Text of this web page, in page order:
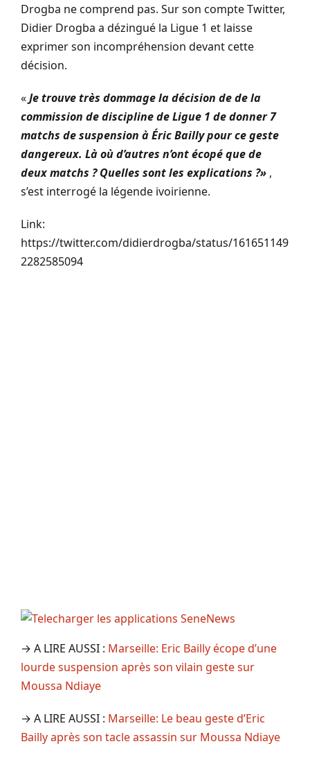
Drogba ne comprend pas. Sur son compte Twitter,
Didier Drogba a dézingué la Ligue 1 et laisse
exprimer son incompréhension devant cette
décision.
«Je trouve très dommage la décision de de la
commission de discipline de Ligue 1 de donner 7
matchs de suspension à Éric Bailly pour ce geste
dangereux. Là où d’autres n’ont écopé que de
deux matchs ? Quelles sont les explications ?» ,
s’est interrogé la légende ivoirienne.
Link:
https://twitter.com/didierdrogba/status/161651149
2282585094
→ A LIRE AUSSI : Marseille: Eric Bailly écope d’une
lourde suspension après son vilain geste sur
Moussa Ndiaye
→ A LIRE AUSSI : Marseille: Le beau geste d’Eric
Bailly après son tacle assassin sur Moussa Ndiaye